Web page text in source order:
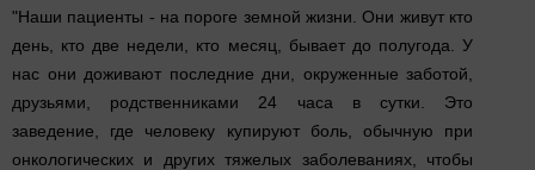
"Наши пациенты - на пороге земной жизни. Они живут кто
день, кто две недели, кто месяц, бывает до полугода. У
нас они доживают последние дни, окруженные заботой,
друзьями, родственниками 24 часа в сутки. Это
заведение, где человеку купируют боль, обычную при
онкологических и других тяжелых заболеваниях, чтобы